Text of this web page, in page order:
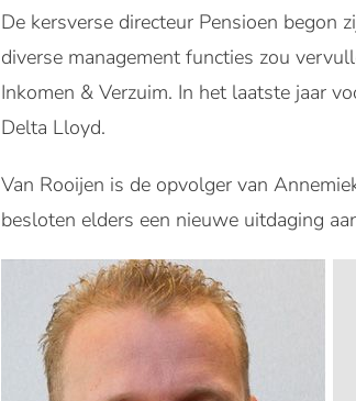
De kersverse directeur Pensioen
diverse management functies zou
Inkomen & Verzuim. In het laatste jaar
Delta Lloyd.
Van Rooijen is de opvolger van
besloten elders een nieuwe uitdaging